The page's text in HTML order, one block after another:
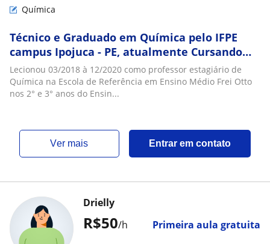
Química
Técnico e Graduado em Química pelo IFPE
campus Ipojuca - PE, atualmente Cursando
Especialização em Docência Para a Educação
Profissional e Tecnológica de Pernambuco -
IFPE Palmares (EaD). Lecionou 03/2018 à
Lecionou 03/2018 à 12/2020 como professor estagiário de
Química na Escola de Referência em Ensino Médio Frei Otto
nos 2° e 3° anos do Ensin...
ver mais Entrar em contato
R$50/h Primeira aula gratuita
Drielly